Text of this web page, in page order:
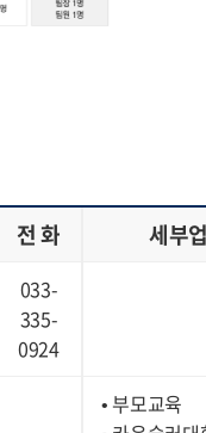
전 화 세부
033-
335-
0924
• 부모교육